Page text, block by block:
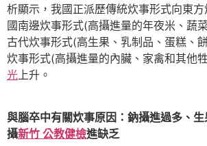
析顯示，我國正派歷傳統炊事形式向東
國南邊炊事形式(高攝進量的年夜米、蔬
古代炊事形式(高生果、乳制品、蛋糕、
炊事形式(高攝進量的內臟、家禽和其他
光 上升。
與腦卒中有關炊事原因：鈉攝進過多、
攝新竹 公教健檢進缺乏